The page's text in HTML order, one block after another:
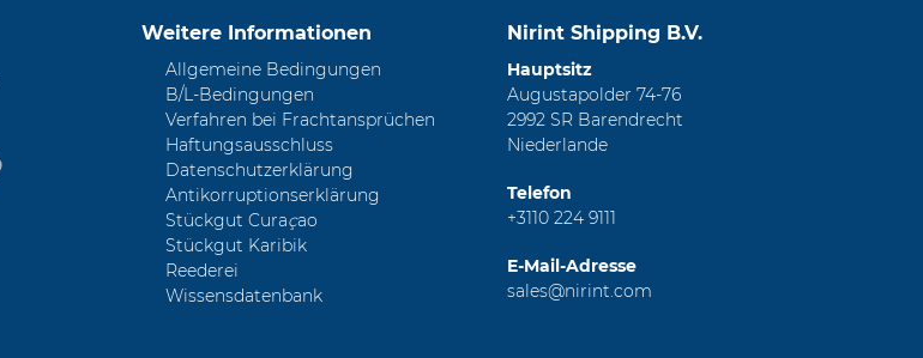
Weitere Informationen
Allgemeine Bedingungen
B/L-Bedingungen
Verfahren bei Frachtansprüchen
Haftungsausschluss
Datenschutzerklärung
Antikorruptionserklärung
Stückgut Curaçao
Stückgut Karibik
Reederei
Wissensdatenbank
Nirint Shipping B.V.
Hauptsitz
Augustapolder 74-76
2992 SR Barendrecht
Niederlande
Telefon
+3110 224 9111
E-Mail-Adresse
sales@nirint.com